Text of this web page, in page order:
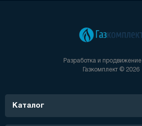
Разработка и продвижение
Газкомплект © 2026
Каталог